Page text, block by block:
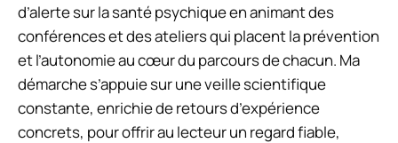
d’alerte sur la santé psychique en animant des
conférences et des ateliers qui placent la prévention
et l’autonomie au cœur du parcours de chacun. Ma
démarche s’appuie sur une veille scientifique
constante, enrichie de retours d’expérience
concrets, pour offrir au lecteur un regard fiable,